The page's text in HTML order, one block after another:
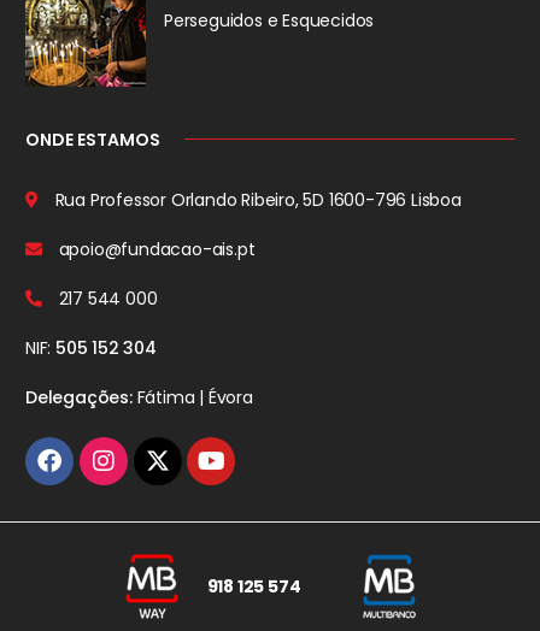
Perseguidos e Esquecidos
ONDE ESTAMOS
Rua Professor Orlando Ribeiro, 5D 1600-796 Lisboa
apoio@fundacao-ais.pt
217 544 000
NIF: 505 152 304
Delegações:Fátima | Évora
918 125 574